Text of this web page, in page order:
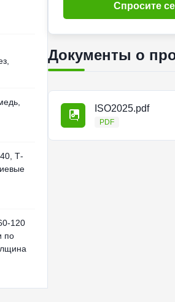
Т-
120
по
Спросите
Документы о
ISO2025.pdf
PDF